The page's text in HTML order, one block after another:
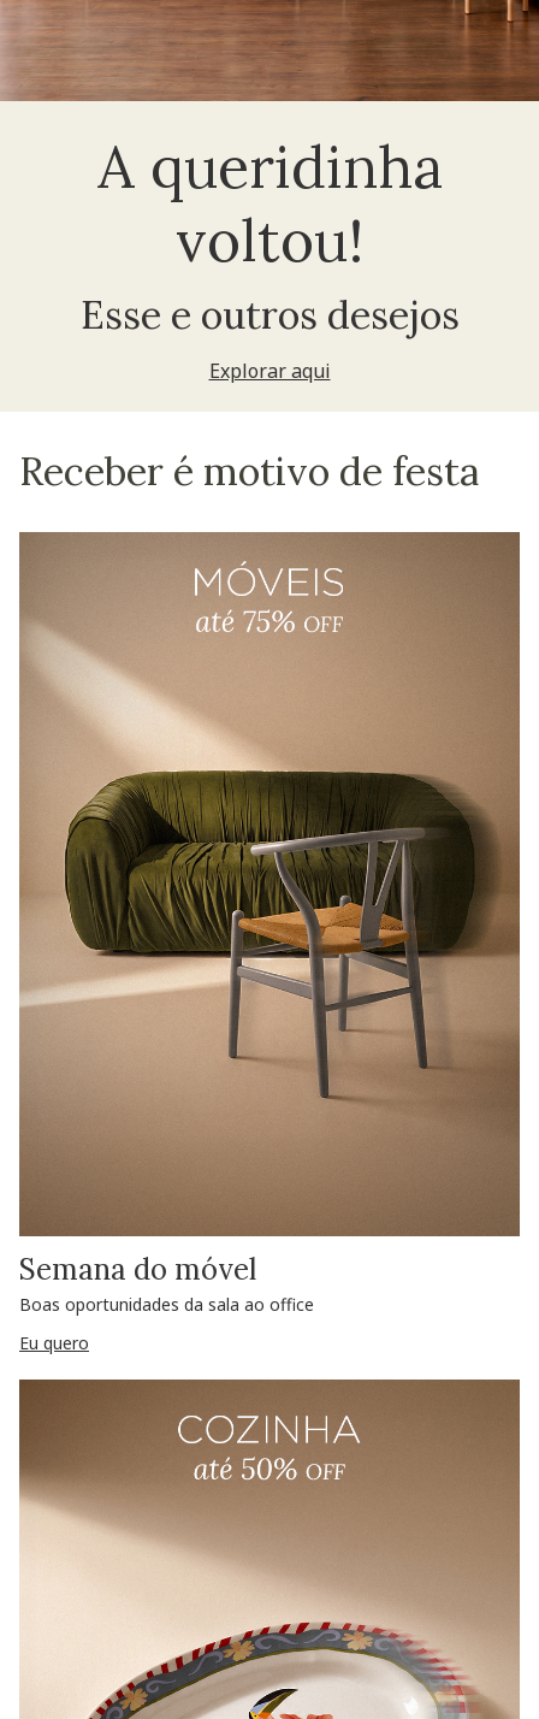
A queridinha
voltou!
Esse e outros desejos
Explorar aqui
Receber é motivo de festa
Semana do móvel
Boas oportunidades da sala ao office
Eu quero